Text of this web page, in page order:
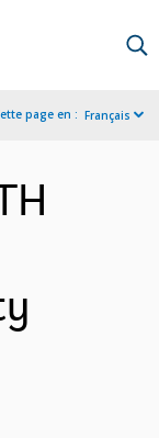
page en : Français